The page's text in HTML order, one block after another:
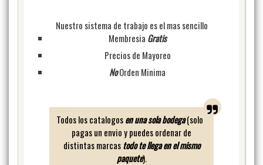
Nuestro sistema de trabajo es el mas sencillo
Membresia Gratis
Precios de Mayoreo
NoOrden Minima
Todos los catalogosen una sola bodega (solo
pagas un envio y puedes ordenar de
distintas marcastodo te llega en el mismo
paquete).